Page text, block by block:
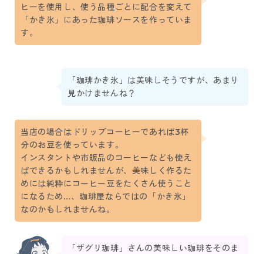
ヒーを使用し、使う品種ごとに配合を変えて
「かき氷」にあった珈琲ソースを作っていま
す。
「珈琲かき氷」は美味しそうですが、あまり
見かけませんね？
当店の場合はドリップコーヒーであれば3杯
分のお豆を使っています。
インスタントや市販品のコーヒーなども使え
ばできるかもしれませんが、美味しく作るた
めには純粋にコーヒー豆をたくさん使うこと
になるため…、珈琲屋ならではの「かき氷」
なのかもしれませんね。
「ザグリ珈琲」さんの美味しい珈琲をそのま